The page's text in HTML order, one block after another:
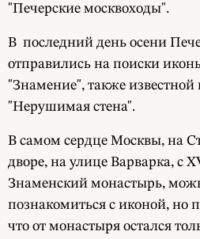
"Печерские москвоходы".
В последний день осени
отправились на поиски
"Знамение", также
"Нерушимая стена".
В самом сердце Москвы, на
дворе, на улице Варварка, с
Знаменский монастырь,
познакомиться с иконой, но
что от монастыря остался